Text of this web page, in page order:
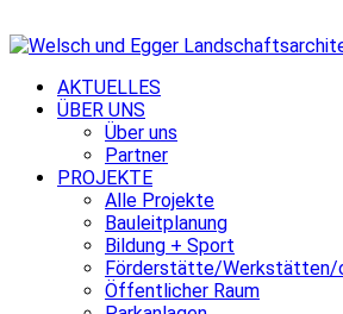
AKTUELLES
ÜBER UNS
Über uns
Partner
PROJEKTE
Alle Projekte
Bauleitplanung
Bildung + Sport
Förderstätte/Werkstätten/
Öffentlicher Raum